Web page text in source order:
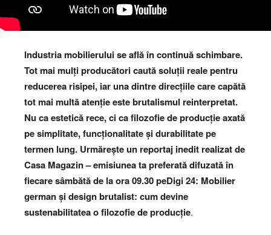
Industria mobilierului se află în continuă schimbare.
Tot mai mulți producători caută soluții reale pentru
reducerea risipei, iar una dintre direcțiile care capătă
tot mai multă atenție este brutalismul reinterpretat.
Nu ca estetică rece, ci ca filozofie de producție axată
pe simplitate, funcționalitate și durabilitate pe
termen lung. Urmărește un reportaj inedit realizat de
Casa Magazin – emisiunea ta preferată difuzată în
fiecare sâmbătă de la ora 09.30 peDigi 24: Mobilier
german și design brutalist: cum devine
sustenabilitatea o filozofie de producție.